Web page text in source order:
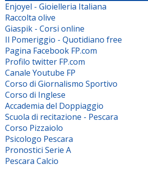
Enjoyel - Gioielleria Italiana
Raccolta olive
Giaspik - Corsi online
Il Pomeriggio - Quotidiano free
Pagina Facebook FP.com
Profilo twitter FP.com
Canale Youtube FP
Corso di Giornalismo Sportivo
Corso di Inglese
Accademia del Doppiaggio
Scuola di recitazione - Pescara
Corso Pizzaiolo
Psicologo Pescara
Pronostici Serie A
Pescara Calcio